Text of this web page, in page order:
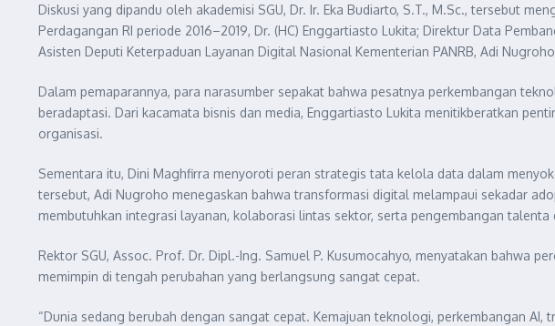
Diskusi yang dipandu oleh akademisi SGU, Dr. Ir. Eka Budiarto, S.T., M.Sc., tersebut
Perdagangan RI periode 2016–2019, Dr. (HC) Enggartiasto Lukita; Direktur Data
Asisten Deputi Keterpaduan Layanan Digital Nasional Kementerian PANRB, Adi
Dalam pemaparannya, para narasumber sepakat bahwa pesatnya perkembangan
beradaptasi. Dari kacamata bisnis dan media, Enggartiasto Lukita menitikberatkan
organisasi.
Sementara itu, Dini Maghfirra menyoroti peran strategis tata kelola data dalam
tersebut, Adi Nugroho menegaskan bahwa transformasi digital melampaui sekadar
membutuhkan integrasi layanan, kolaborasi lintas sektor, serta pengembangan
Rektor SGU, Assoc. Prof. Dr. Dipl.-Ing. Samuel P. Kusumocahyo, menyatakan bahwa
memimpin di tengah perubahan yang berlangsung sangat cepat.
“Dunia sedang berubah dengan sangat cepat. Kemajuan teknologi, perkembangan